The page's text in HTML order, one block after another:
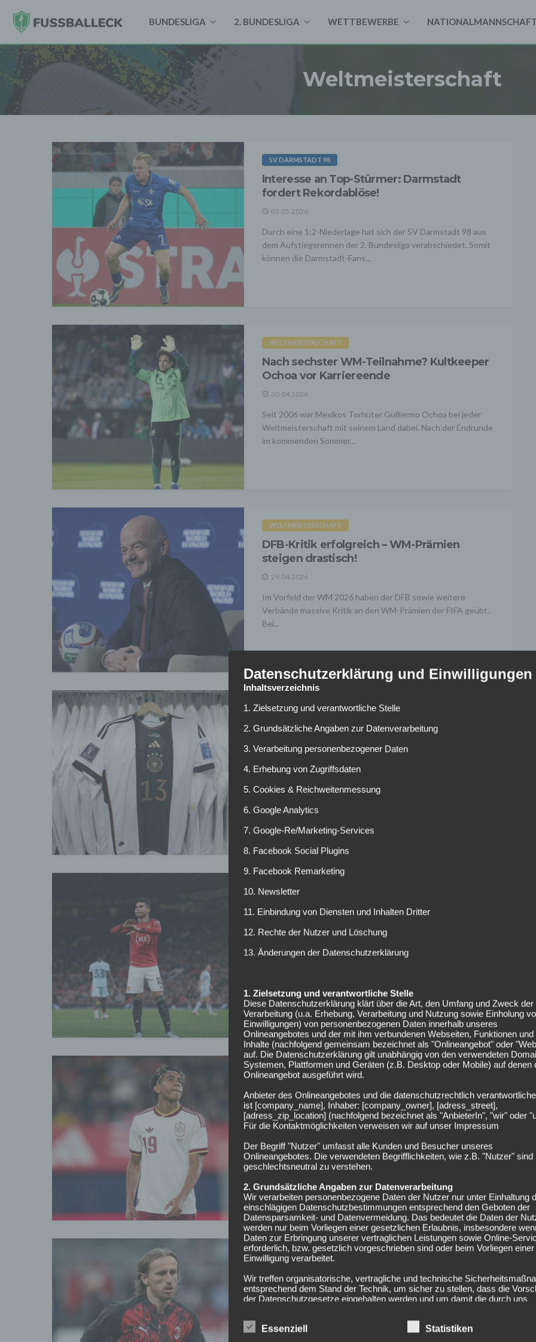
BUNDESLIGA 2. BUNDESLIGA WETTBEWERBE
Weltmeisterschaft
SV DARMSTADT 98
Interesse an Top-Stürmer: Darmstadt
fordert Rekordablöse!
03.05.2026
Durch eine 1:2-Niederlage hat sich der SV Darmstadt 98 aus
dem Aufstiegsrennen der 2. Bundesliga verabschiedet. Somit
können die Darmstadt-Fans...
WELTMEISTERSCHAFT
Nach sechster WM-Teilnahme? Kultkeeper
Ochoa vor Karriereende
30.04.2026
Seit 2006 war Mexikos Torhüter Guillermo Ochoa bei jeder
Weltmeisterschaft mit seinem Land dabei. Nach der Endrunde
im kommenden Sommer...
WELTMEISTERSCHAFT
DFB-Kritik erfolgreich – WM-Prämien
steigen drastisch!
29.04.2026
Im Vorfeld der WM 2026 haben der DFB sowie weitere
Verbände massive Kritik an den WM-Prämien der FIFA geübt.
Bei...
NATIONALMANNSCHAFT
Nagelsmann justiert WM-Fahrplan: DFB
Trainingsstart
29.04.2026
Bundestrainer Julian Nagelsmann hat den Zeitplan der
deutschen Nationalmannschaft für die WM 2026 spürbar
PREMIER LEAGUE
Wende bei United? Bleibt dieser Star doch
Konkurrenz in Liverpool...
LALIGA
Unsicherheit um Yamal – Barça könnte WM-
Einsatz blockieren
28.04.2026
Lamine Yamal kämpft gegen die Zeit vor der
Weltmeisterschaft. Wie SPORT berichtet, könnte Barcelona
konkrete Schritte unternehmen, wenn die spanische...
SERIE A
Luka Modrić wurde operiert, und die WM
rückt näher
Luka Modrić hat nach einer Verletzung im Spiel zwischen Milan
Datenschutzerklärung und Einwilligungen
Inhaltsverzeichnis
1. Zielsetzung und verantwortliche Stelle
2. Grundsätzliche Angaben zur Datenverarbeitung
3. Verarbeitung personenbezogener Daten
4. Erhebung von Zugriffsdaten
5. Cookies & Reichweitenmessung
6. Google Analytics
7. Google-Re/Marketing-Services
8. Facebook Social Plugins
9. Facebook Remarketing
10. Newsletter
11. Einbindung von Diensten und Inhalten Dritter
12. Rechte der Nutzer und Löschung
13. Änderungen der Datenschutzerklärung
1. Zielsetzung und verantwortliche Stelle
Diese Datenschutzerklärung klärt über die Art, den Umfang und Zweck der
Verarbeitung (u.a. Erhebung, Verarbeitung und Nutzung sowie Einholung
Einwilligungen) von personenbezogenen Daten innerhalb unseres
Onlineangebotes und der mit ihm verbundenen Webseiten, Funktionen und
Inhalte (nachfolgend gemeinsam bezeichnet als "Onlineangebot" oder
auf. Die Datenschutzerklärung gilt unabhängig von den verwendeten
Systemen, Plattformen und Geräten (z.B. Desktop oder Mobile) auf denen
Onlineangebot ausgeführt wird.
Anbieter des Onlineangebotes und die datenschutzrechtlich
ist [company_name], Inhaber: [company_owner], [adress_street],
[adress_zip_location] (nachfolgend bezeichnet als "AnbieterIn", "wir" oder
Für die Kontaktmöglichkeiten verweisen wir auf unser Impressum
Der Begriff "Nutzer" umfasst alle Kunden und Besucher unseres
Onlineangebotes. Die verwendeten Begrifflichkeiten, wie z.B. "Nutzer" sind
geschlechtsneutral zu verstehen.
2. Grundsätzliche Angaben zur Datenverarbeitung
Wir verarbeiten personenbezogene Daten der Nutzer nur unter Einhaltung
einschlägigen Datenschutzbestimmungen entsprechend den Geboten der
Datensparsamkeit- und Datenvermeidung. Das bedeutet die Daten der
werden nur beim Vorliegen einer gesetzlichen Erlaubnis, insbesondere
Daten zur Erbringung unserer vertraglichen Leistungen sowie Online-
erforderlich, bzw. gesetzlich vorgeschrieben sind oder beim Vorliegen einer
Einwilligung verarbeitet.
Wir treffen organisatorische, vertragliche und technische
entsprechend dem Stand der Technik, um sicher zu stellen, dass die
der Datenschutzgesetze eingehalten werden und um damit die durch uns
Zerstörung oder gegen den Zugriff unberechtigter Personen zu schützen.
Essenziell Statistiken